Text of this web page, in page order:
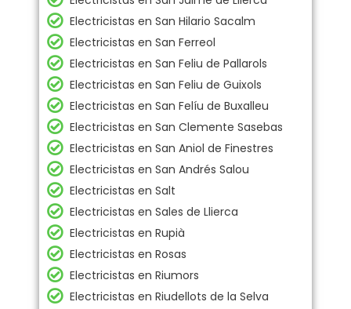
Electricistas en San Hilario Sacalm
Electricistas en San Ferreol
Electricistas en San Feliu de Pallarols
Electricistas en San Feliu de Guixols
Electricistas en San Felíu de Buxalleu
Electricistas en San Clemente Sasebas
Electricistas en San Aniol de Finestres
Electricistas en San Andrés Salou
Electricistas en Salt
Electricistas en Sales de Llierca
Electricistas en Rupià
Electricistas en Rosas
Electricistas en Riumors
Electricistas en Riudellots de la Selva